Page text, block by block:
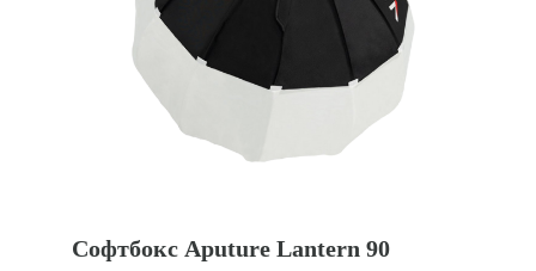
Софтбокс Aputure Lantern 90